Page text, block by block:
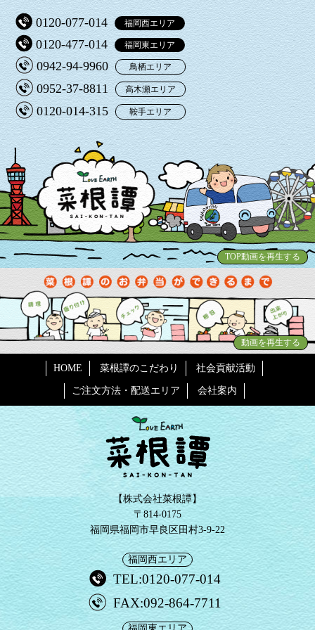
0120-077-014 福岡西エリア
0120-477-014 福岡東エリア
0942-94-9960 鳥栖エリア
0952-37-8811 高木瀬エリア
0120-014-315 鞍手エリア
TOP動画を再生する
動画を再生する
HOME 菜根譚のこだわり 社会貢献活動
ご注文方法・配送エリア 会社案内
【株式会社菜根譚】
〒814-0175
福岡県福岡市早良区田村3-9-22
福岡西エリア
TEL:0120-077-014
FAX:092-864-7711